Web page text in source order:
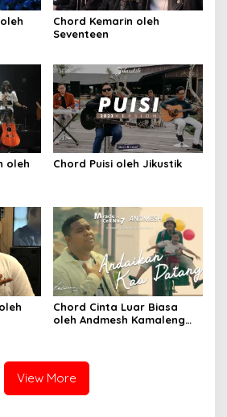
Chord Kemarin oleh
Seventeen
oleh
Chord Puisi oleh Jikustik
Chord Cinta Luar Biasa
oleh Andmesh Kamaleng
View More